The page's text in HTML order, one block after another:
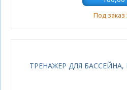
Под заказ
ТРЕНАЖЕР ДЛЯ БАССЕЙНА,